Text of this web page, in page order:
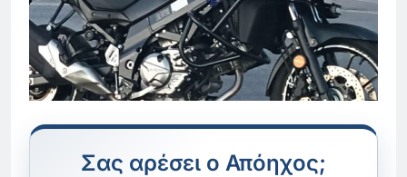
Σας αρέσει ο Απόηχος;